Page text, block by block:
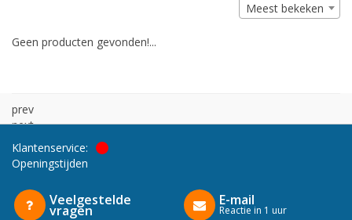
Meest bekeken
Geen producten gevonden!...
prev
next
Klantenservice:
Openingstijden
Veelgestelde
vragen
E-mail
Reactie in 1 uur